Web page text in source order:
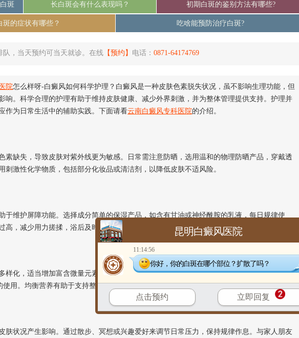
斑 长白斑会有什么表现吗？ 初期白斑的鉴别方法有哪些?
斑的症状有哪些？ 吃啥能预防治疗白斑?
队，当天预约可当天就诊。在线 【预约】 电话： 0871-64174769
院怎么样呀-白癜风如何科学护理？白癜风是一种皮肤色素脱失状况，虽不影响生理功能，但
响。科学合理的护理有助于维持皮肤健康、减少外界刺激，并为整体管理提供支持。护理并
作为日常生活中的辅助实践。下面请看云南白癜风专科医院的介绍。
缺失，导致皮肤对紫外线更为敏感。日常需注意防晒，选用温和的物理防晒产品，穿戴透
刺激性化学物质，包括部分化妆品或清洁剂，以降低皮肤不适风险。
维护屏障功能。选择成分简单的保湿产品，如含有甘油或神经酰胺的乳液，每日规律使
高，减少用力搓揉，浴后及时涂抹保湿品。
化，适当增加富含微量元素的食物，如豆类、坚果及深色蔬菜。保持水分充足摄取，限制
使用。均衡营养有助于支持整体健康。
状况产生影响。通过散步、冥想或兴趣爱好来调节日常压力，保持规律作息。与家人朋友
昆明白癜风医院
11:14:56
你好，你的白斑在哪个部位？扩散了吗？
点击预约 立即回复